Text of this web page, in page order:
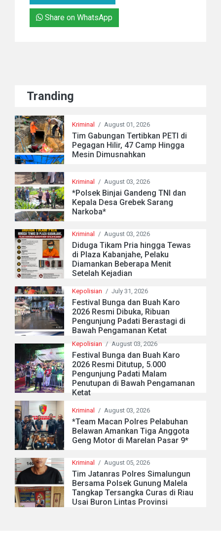
Share on WhatsApp
Tranding
Kriminal / August 01, 2026
Tim Gabungan Tertibkan PETI di
Pegagan Hilir, 47 Camp Hingga
Mesin Dimusnahkan
Kriminal / August 03, 2026
*Polsek Binjai Gandeng TNI dan
Kepala Desa Grebek Sarang
Narkoba*
Kriminal / August 03, 2026
Diduga Tikam Pria hingga Tewas
di Plaza Kabanjahe, Pelaku
Diamankan Beberapa Menit
Setelah Kejadian
Kepolisian / July 31, 2026
Festival Bunga dan Buah Karo
2026 Resmi Dibuka, Ribuan
Pengunjung Padati Berastagi di
Bawah Pengamanan Ketat
Kepolisian / August 03, 2026
Festival Bunga dan Buah Karo
2026 Resmi Ditutup, 5.000
Pengunjung Padati Malam
Penutupan di Bawah Pengamanan
Ketat
Kriminal / August 03, 2026
*Team Macan Polres Pelabuhan
Belawan Amankan Tiga Anggota
Geng Motor di Marelan Pasar 9*
Kriminal / August 05, 2026
Tim Jatanras Polres Simalungun
Bersama Polsek Gunung Malela
Tangkap Tersangka Curas di Riau
Usai Buron Lintas Provinsi